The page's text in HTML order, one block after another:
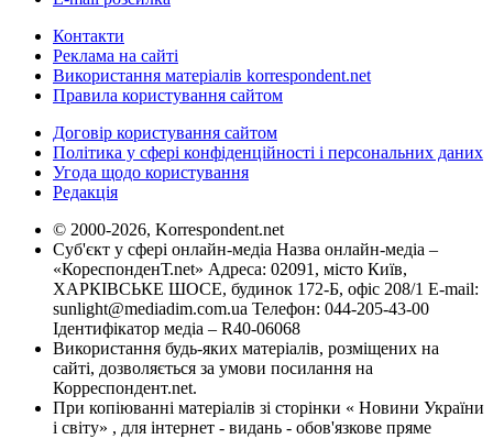
Контакти
Реклама на сайті
Використання матеріалів korrespondent.net
Правила користування сайтом
Договір користування сайтом
Політика у сфері конфіденційності і персональних даних
Угода щодо користування
Редакція
© 2000-2026, Korrespondent.net
Суб'єкт у сфері онлайн-медіа Назва онлайн-медіа –
«КореспонденТ.net» Адреса: 02091, місто Київ,
ХАРКІВСЬКЕ ШОСЕ, будинок 172-Б, офіс 208/1 E-mail:
sunlight@mediadim.com.ua Телефон: 044-205-43-00
Ідентифікатор медіа – R40-06068
Використання будь-яких матеріалів, розміщених на
сайті, дозволяється за умови посилання на
Корреспондент.net.
При копіюванні матеріалів зі сторінки « Новини України
і світу» , для інтернет - видань - обов'язкове пряме